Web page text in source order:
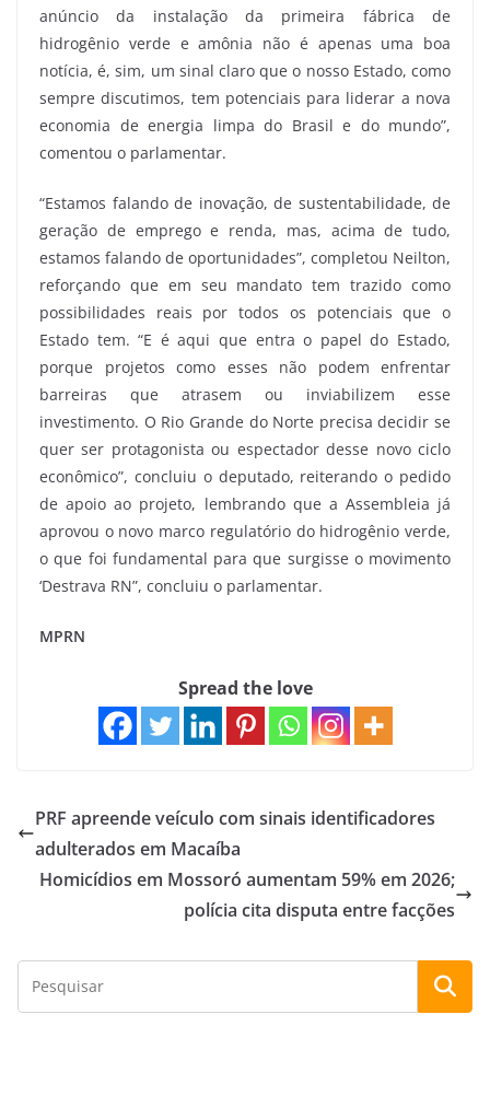
anúncio da instalação da primeira fábrica de
hidrogênio verde e amônia não é apenas uma boa
notícia, é, sim, um sinal claro que o nosso Estado, como
sempre discutimos, tem potenciais para liderar a nova
economia de energia limpa do Brasil e do mundo”,
comentou o parlamentar.
“Estamos falando de inovação, de sustentabilidade, de
geração de emprego e renda, mas, acima de tudo,
estamos falando de oportunidades”, completou Neilton,
reforçando que em seu mandato tem trazido como
possibilidades reais por todos os potenciais que o
Estado tem. “E é aqui que entra o papel do Estado,
porque projetos como esses não podem enfrentar
barreiras que atrasem ou inviabilizem esse
investimento. O Rio Grande do Norte precisa decidir se
quer ser protagonista ou espectador desse novo ciclo
econômico”, concluiu o deputado, reiterando o pedido
de apoio ao projeto, lembrando que a Assembleia já
aprovou o novo marco regulatório do hidrogênio verde,
o que foi fundamental para que surgisse o movimento
‘Destrava RN”, concluiu o parlamentar.
MPRN
Spread the love
PRF apreende veículo com sinais identificadores
adulterados em Macaíba
Homicídios em Mossoró aumentam 59% em 2026;
polícia cita disputa entre facções